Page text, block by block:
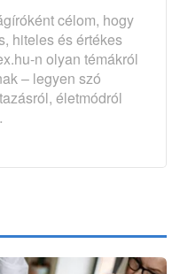
célom, hogy
hiteles és értékes
n olyan témákról
– legyen szó
életmódról